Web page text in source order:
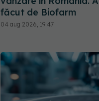
făcut de Biofarm
04 aug 2026, 19:47